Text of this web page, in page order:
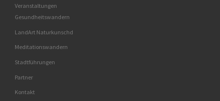
Veranstaltungen
Gesundheitswandern
LandArt Naturkunschd
Meditationswandern
Stadtführungen
Partner
Kontakt